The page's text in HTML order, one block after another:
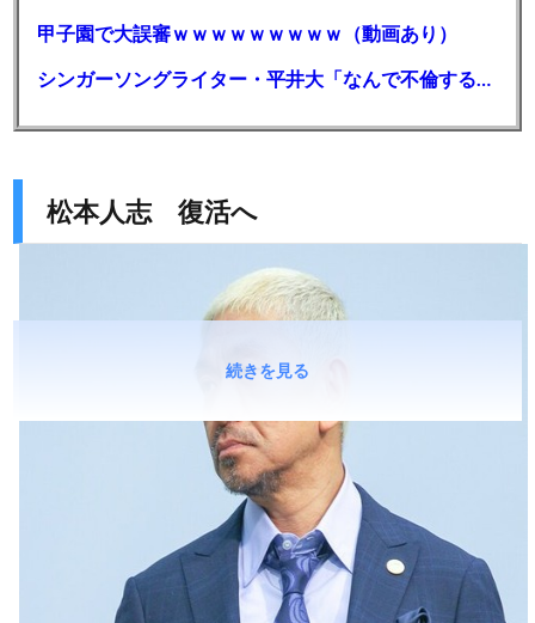
甲子園で大誤審ｗｗｗｗｗｗｗｗｗ（動画あり）
シンガーソングライター・平井大「なんで不倫するか知ってる？妥協で結婚するからさ。」←浅すぎると大炎上
松本人志 復活へ
続きを見る